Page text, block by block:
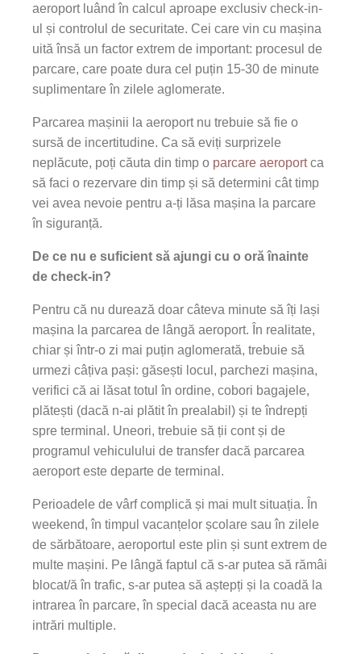
aeroport luând în calcul aproape exclusiv check-in-
ul și controlul de securitate. Cei care vin cu mașina
uită însă un factor extrem de important: procesul de
parcare, care poate dura cel puțin 15-30 de minute
suplimentare în zilele aglomerate.
Parcarea mașinii la aeroport nu trebuie să fie o
sursă de incertitudine. Ca să eviți surprizele
neplăcute, poți căuta din timp o parcare aeroportca
să faci o rezervare din timp și să determini cât timp
vei avea nevoie pentru a-ți lăsa mașina la parcare
în siguranță.
De ce nu e suficient să ajungi cu o oră înainte
de check-in?
Pentru că nu durează doar câteva minute să îți lași
mașina la parcarea de lângă aeroport. În realitate,
chiar și într-o zi mai puțin aglomerată, trebuie să
urmezi câțiva pași: găsești locul, parchezi mașina,
verifici că ai lăsat totul în ordine, cobori bagajele,
plătești (dacă n-ai plătit în prealabil) și te îndrepți
spre terminal. Uneori, trebuie să ții cont și de
programul vehiculului de transfer dacă parcarea
aeroport este departe de terminal.
Perioadele de vârf complică și mai mult situația. În
weekend, în timpul vacanțelor școlare sau în zilele
de sărbătoare, aeroportul este plin și sunt extrem de
multe mașini. Pe lângă faptul că s-ar putea să rămâi
blocat/ă în trafic, s-ar putea să aștepți și la coadă la
intrarea în parcare, în special dacă aceasta nu are
intrări multiple.